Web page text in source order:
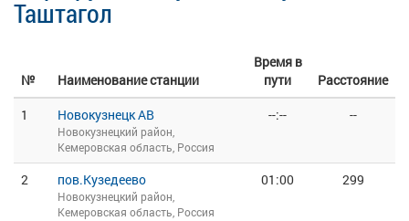
Таштагол
№ Наименование станции
Время в
пути
Расстояние
1
Новокузнецк АВ
Новокузнецкий район,
Кемеровская область, Россия
--:-- --
2 пов.Кузедеево
Новокузнецкий район,
Кемеровская область, Россия
01:00 299